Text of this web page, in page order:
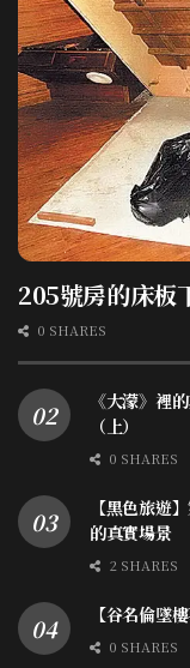
205號房的床
0 SHARES
《大濛》裡
（上）
0 SHARES
【黑色旅遊
的真實場景
2 SHARES
【谷名倫墜
0 SHARES